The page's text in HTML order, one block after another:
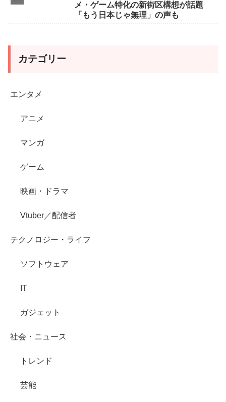
メ・ゲーム特化の新街区構想が話題
「もう日本じゃ無理」の声も
カテゴリー
エンタメ
アニメ
マンガ
ゲーム
映画・ドラマ
Vtuber／配信者
テクノロジー・ライフ
ソフトウェア
IT
ガジェット
社会・ニュース
トレンド
芸能